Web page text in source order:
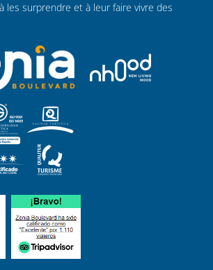
les surprendre et à leur faire vivre des